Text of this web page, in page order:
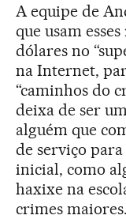
A equipe de
que usam
dólares no
na Internet,
“caminhos do
deixa de ser
alguém que
de serviço
inicial, como
haxixe na
crimes maiores.